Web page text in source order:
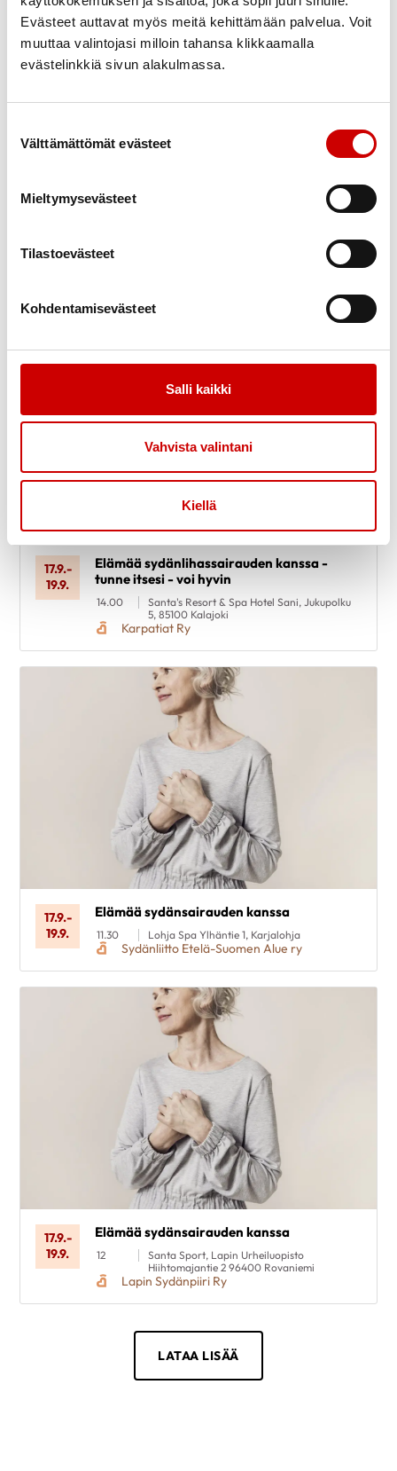
Evästeet auttavat myös meitä kehittämään palvelua. Voit
muuttaa valintojasi milloin tahansa klikkaamalla
evästelinkkiä sivun alakulmassa.
Välttämättömät evästeet
Mieltymysevästeet
Tilastoevästeet
Kohdentamisevästeet
Salli kaikki
Vahvista valintani
Kiellä
18.9.
Kunnonpaikka Jokiharjuntie 3 70910 Vuorela
17.9.-
19.9.
Elämää sydänlihassairauden kanssa -
tunne itsesi - voi hyvin
14.00
Santa's Resort & Spa Hotel Sani, Jukupolku
5, 85100 Kalajoki
Karpatiat Ry
17.9.-
19.9.
Elämää sydänsairauden kanssa
11.30 Lohja Spa Ylhäntie 1, Karjalohja
Sydänliitto Etelä-Suomen Alue ry
17.9.-
19.9.
Elämää sydänsairauden kanssa
12
Santa Sport, Lapin Urheiluopisto
Hiihtomajantie 2 96400 Rovaniemi
Lapin Sydänpiiri Ry
LATAA LISÄÄ